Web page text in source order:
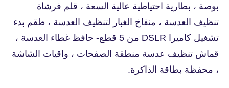
بوصة ، بطارية احتياطية عالية السعة ، قلم فرشاة
تنظيف العدسة ، منفاخ الغبار لتنظيف العدسة ، طقم بدء
تشغيل كاميرا DSLR من 5 قطع- حافظ غطاء العدسة ،
قماش تنظيف عدسة منطقة الصفحات ، واقيات الشاشة
، محفظة بطاقة الذاكرة.